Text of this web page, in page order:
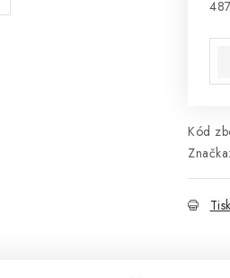
Kód
Značka:
Tisk